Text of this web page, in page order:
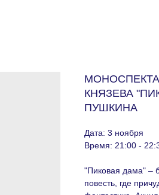
КНЯЗЕВА
ПУШКИНА
Дата: 3 ноября
Время: 21:00 -
"Пиковая дама" –
повесть, где